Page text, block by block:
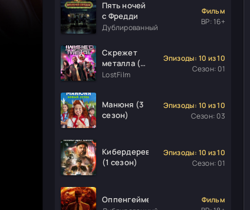
Пять ночей
с Фредди
Дублированный
Фильм
ВР: 16+
Скрежет
металла (1
сезон)
LostFilm
Эпизоды: 10 из 10
Сезон: 01
Манюня (3
сезон)
Эпизоды: 10 из 10
Сезон: 03
Кибердеревня
(1 сезон)
Эпизоды: 10 из 10
Сезон: 01
Оппенгеймер
Фильм